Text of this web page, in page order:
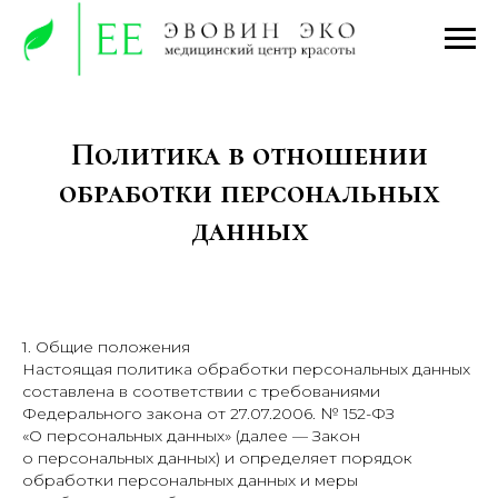
Политика в отношении
обработки персональных
данных
1. Общие положения
Настоящая политика обработки персональных данных
составлена в соответствии с требованиями
Федерального закона от 27.07.2006. № 152-ФЗ
«О персональных данных» (далее — Закон
о персональных данных) и определяет порядок
обработки персональных данных и меры